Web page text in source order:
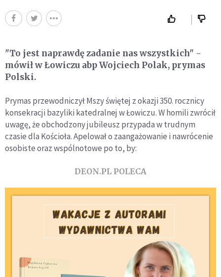
"To jest naprawdę zadanie nas wszystkich" -
mówił w Łowiczu abp Wojciech Polak, prymas
Polski.
Prymas przewodniczył Mszy świętej z okazji 350. rocznicy
konsekracji bazyliki katedralnej w Łowiczu. W homili zwrócił
uwagę, że obchodzony jubileusz przypada w trudnym
czasie dla Kościoła. Apelował o zaangażowanie i nawrócenie
osobiste oraz wspólnotowe po to, by:
DEON.PL POLECA